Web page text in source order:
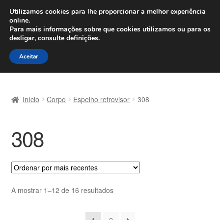
ENVIO a partir de 7 EUR
Seg-Sex, das 9h às 16h800 500 967
Ir
para
a
Saltar
para
o
Carrinho
Confira
Contato
Envio para todo o planeta
Início Corpo Espelho retrovisor 308
308
A mostrar 1–12 de 16 resultadosOrdenado
Utilizamos cookies para lhe proporcionar a melhor experiência
online.
Para mais informações sobre que cookies utilizamos ou para os
desligar, consulte definições.
Aceitar